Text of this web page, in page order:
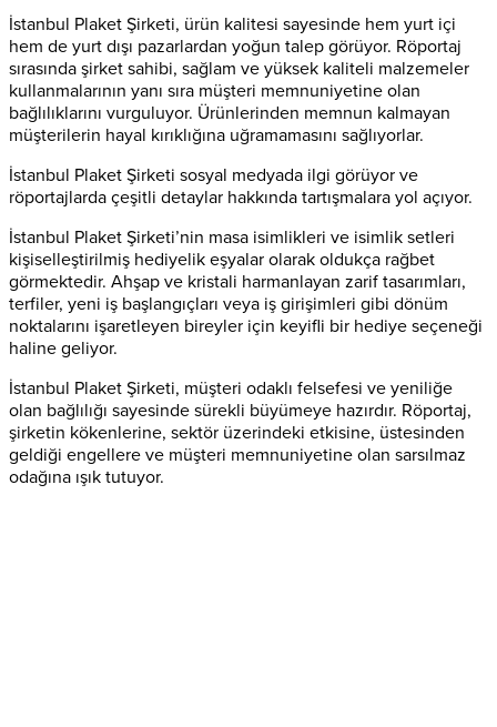
İstanbul Plaket Şirketi, ürün kalitesi sayesinde hem yurt içi
hem de yurt dışı pazarlardan yoğun talep görüyor. Röportaj
sırasında şirket sahibi, sağlam ve yüksek kaliteli malzemeler
kullanmalarının yanı sıra müşteri memnuniyetine olan
bağlılıklarını vurguluyor. Ürünlerinden memnun kalmayan
müşterilerin hayal kırıklığına uğramamasını sağlıyorlar.
İstanbul Plaket Şirketi sosyal medyada ilgi görüyor ve
röportajlarda çeşitli detaylar hakkında tartışmalara yol açıyor.
İstanbul Plaket Şirketi’nin masa isimlikleri ve isimlik setleri
kişiselleştirilmiş hediyelik eşyalar olarak oldukça rağbet
görmektedir. Ahşap ve kristali harmanlayan zarif tasarımları,
terfiler, yeni iş başlangıçları veya iş girişimleri gibi dönüm
noktalarını işaretleyen bireyler için keyifli bir hediye seçeneği
haline geliyor.
İstanbul Plaket Şirketi, müşteri odaklı felsefesi ve yeniliğe
olan bağlılığı sayesinde sürekli büyümeye hazırdır. Röportaj,
şirketin kökenlerine, sektör üzerindeki etkisine, üstesinden
geldiği engellere ve müşteri memnuniyetine olan sarsılmaz
odağına ışık tutuyor.